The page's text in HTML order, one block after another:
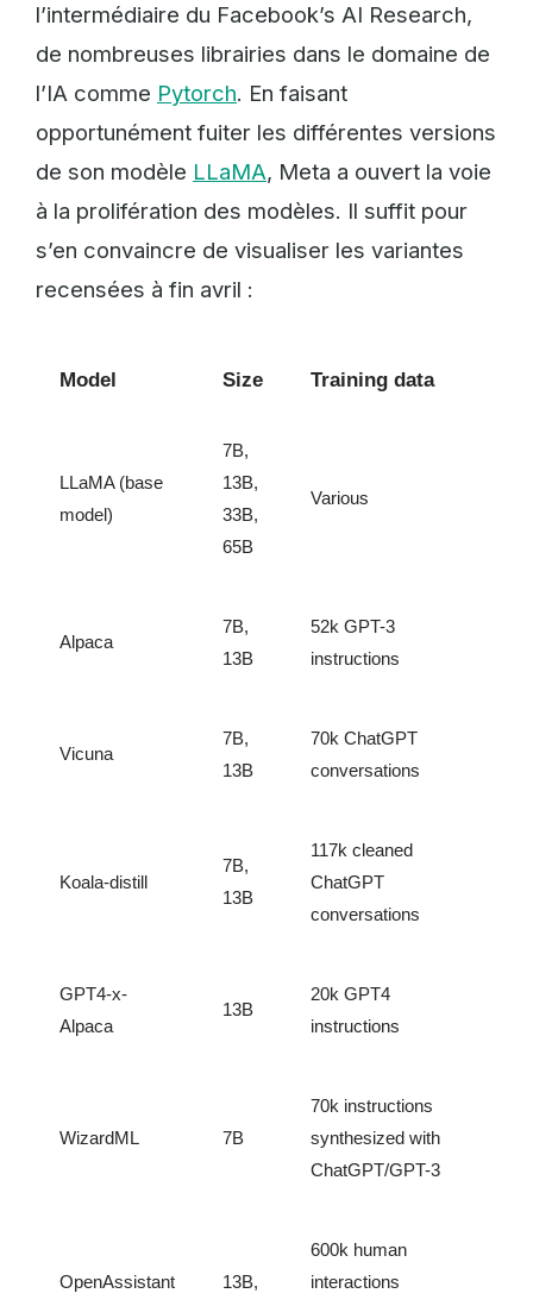
l’intermédiaire du Facebook’s AI Research,
de nombreuses librairies dans le domaine de
l’IA comme Pytorch. En faisant
opportunément fuiter les différentes versions
de son modèle LLaMA, Meta a ouvert la voie
à la prolifération des modèles. Il suffit pour
s’en convaincre de visualiser les variantes
recensées à fin avril :
Model Size Training data
LLaMA (base
model)
7B,
13B,
33B,
65B
Various
Alpaca
7B,
13B
52k GPT-3
instructions
Vicuna
7B,
13B
70k ChatGPT
conversations
Koala-distill
7B,
13B
117k cleaned
ChatGPT
conversations
GPT4-x-
Alpaca
13B
20k GPT4
instructions
WizardML 7B
70k instructions
synthesized with
ChatGPT/GPT-3
OpenAssistant
13B,
600k human
interactions